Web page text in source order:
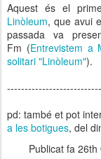
Aquest és el
Linòleum, que avui
passada va
Fm (Entrevistem a
solitari "Linòleum").
pd: també et pot
a les botigues, del
Publicat fa 26th